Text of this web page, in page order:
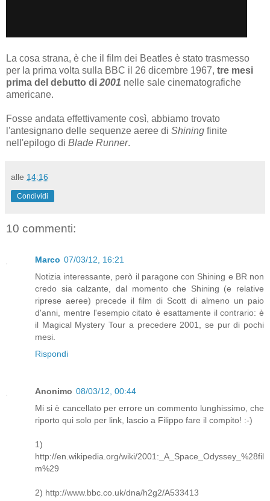
La cosa strana, è che il film dei Beatles è stato trasmesso
per la prima volta sulla BBC il 26 dicembre 1967, tre mesi
prima del debutto di 2001 nelle sale cinematografiche
americane.
Fosse andata effettivamente così, abbiamo trovato
l'antesignano delle sequenze aeree di Shining finite
nell'epilogo di Blade Runner.
alle 14:16
Condividi
10 commenti:
Marco 07/03/12, 16:21
Notizia interessante, però il paragone con Shining e BR non
credo sia calzante, dal momento che Shining (e relative
riprese aeree) precede il film di Scott di almeno un paio
d'anni, mentre l'esempio citato è esattamente il contrario: è
il Magical Mystery Tour a precedere 2001, se pur di pochi
mesi.
Rispondi
Anonimo 08/03/12, 00:44
Mi si è cancellato per errore un commento lunghissimo, che
riporto qui solo per link, lascio a Filippo fare il compito! :-)
1)
http://en.wikipedia.org/wiki/2001:_A_Space_Odyssey_%28fil
m%29
2) http://www.bbc.co.uk/dna/h2g2/A533413